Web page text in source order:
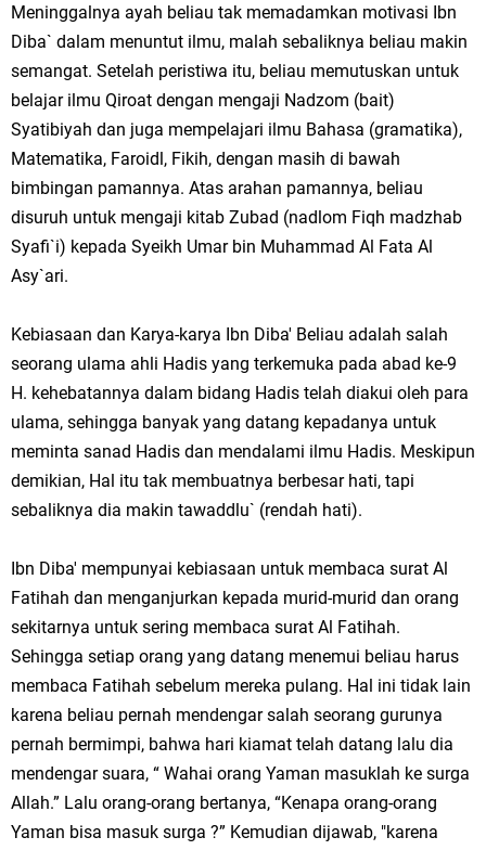
Meninggalnya ayah beliau tak memadamkan motivasi Ibn
Diba` dalam menuntut ilmu, malah sebaliknya beliau makin
semangat. Setelah peristiwa itu, beliau memutuskan untuk
belajar ilmu Qiroat dengan mengaji Nadzom (bait)
Syatibiyah dan juga mempelajari ilmu Bahasa (gramatika),
Matematika, Faroidl, Fikih, dengan masih di bawah
bimbingan pamannya. Atas arahan pamannya, beliau
disuruh untuk mengaji kitab Zubad (nadlom Fiqh madzhab
Syafi`i) kepada Syeikh Umar bin Muhammad Al Fata Al
Asy`ari.
Kebiasaan dan Karya-karya Ibn Diba' Beliau adalah salah
seorang ulama ahli Hadis yang terkemuka pada abad ke-9
H. kehebatannya dalam bidang Hadis telah diakui oleh para
ulama, sehingga banyak yang datang kepadanya untuk
meminta sanad Hadis dan mendalami ilmu Hadis. Meskipun
demikian, Hal itu tak membuatnya berbesar hati, tapi
sebaliknya dia makin tawaddlu` (rendah hati).
Ibn Diba' mempunyai kebiasaan untuk membaca surat Al
Fatihah dan menganjurkan kepada murid-murid dan orang
sekitarnya untuk sering membaca surat Al Fatihah.
Sehingga setiap orang yang datang menemui beliau harus
membaca Fatihah sebelum mereka pulang. Hal ini tidak lain
karena beliau pernah mendengar salah seorang gurunya
pernah bermimpi, bahwa hari kiamat telah datang lalu dia
mendengar suara, “ Wahai orang Yaman masuklah ke surga
Allah.” Lalu orang-orang bertanya, “Kenapa orang-orang
Yaman bisa masuk surga ?” Kemudian dijawab, "karena